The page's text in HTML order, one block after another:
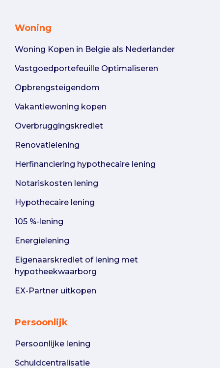
Woning
Woning Kopen in Belgie als Nederlander
Vastgoedportefeuille Optimaliseren
Opbrengsteigendom
Vakantiewoning kopen
Overbruggingskrediet
Renovatielening
Herfinanciering hypothecaire lening
Notariskosten lening
Hypothecaire lening
105 %-lening
Energielening
Eigenaarskrediet of lening met
hypotheekwaarborg
EX-Partner uitkopen
Persoonlijk
Persoonlijke lening
Schuldcentralisatie